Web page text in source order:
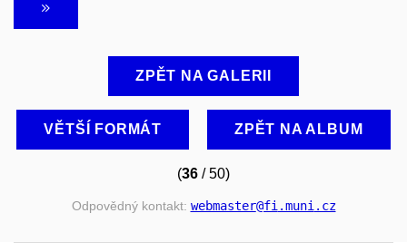
ZPĚT NA GALERII
VĚTŠÍ FORMÁT ZPĚT NA ALBUM
(36 / 50)
Odpovědný kontakt: webmaster@fi.muni.cz